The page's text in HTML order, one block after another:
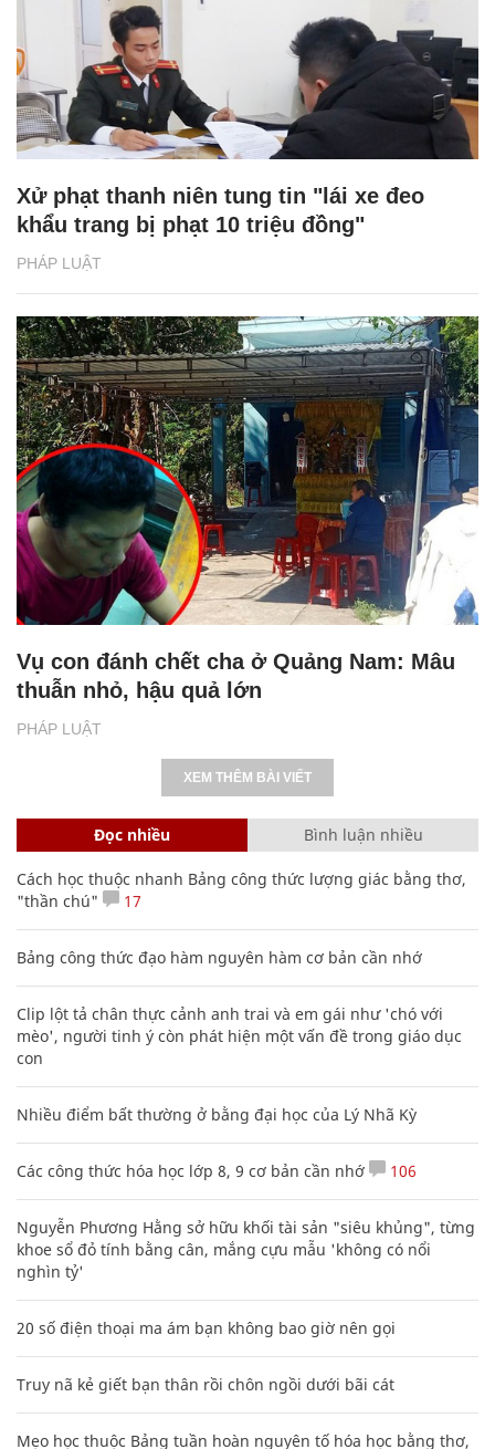
PHÁP LUẬT
Xử phạt thanh niên tung tin "lái xe đeo
khẩu trang bị phạt 10 triệu đồng"
PHÁP LUẬT
Vụ con đánh chết cha ở Quảng Nam: Mâu
thuẫn nhỏ, hậu quả lớn
XEM THÊM BÀI VIẾT
Đọc nhiều Bình luận nhiều
Cách học thuộc nhanh Bảng công thức lượng giác bằng thơ,
"thần chú"
17
Bảng công thức đạo hàm nguyên hàm cơ bản cần nhớ
Clip lột tả chân thực cảnh anh trai và em gái như 'chó với
mèo', người tinh ý còn phát hiện một vấn đề trong giáo dục
con
Nhiều điểm bất thường ở bằng đại học của Lý Nhã Kỳ
Các công thức hóa học lớp 8, 9 cơ bản cần nhớ 106
Nguyễn Phương Hằng sở hữu khối tài sản "siêu khủng", từng
khoe sổ đỏ tính bằng cân, mắng cựu mẫu 'không có nổi
nghìn tỷ'
20 số điện thoại ma ám bạn không bao giờ nên gọi
Truy nã kẻ giết bạn thân rồi chôn ngồi dưới bãi cát
Mẹo học thuộc Bảng tuần hoàn nguyên tố hóa học bằng thơ,